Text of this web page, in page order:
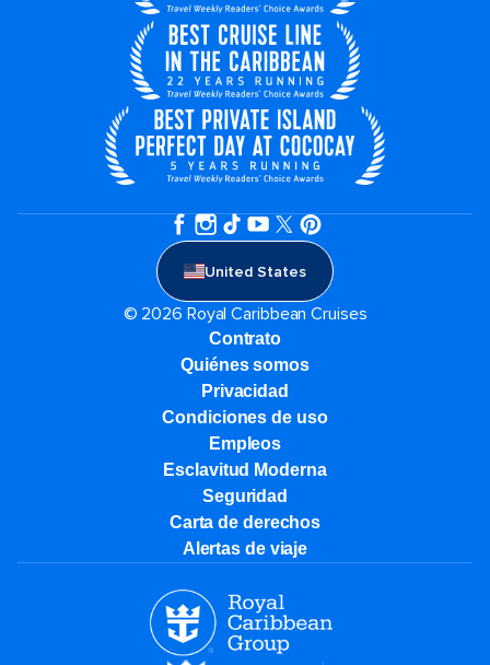
United States
© 2026 Royal Caribbean Cruises
Contrato
Quiénes somos
Privacidad
Condiciones de uso
Empleos
Esclavitud Moderna
Seguridad
Carta de derechos
Alertas de viaje